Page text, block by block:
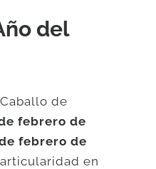
del
de
febrero de
febrero de
en